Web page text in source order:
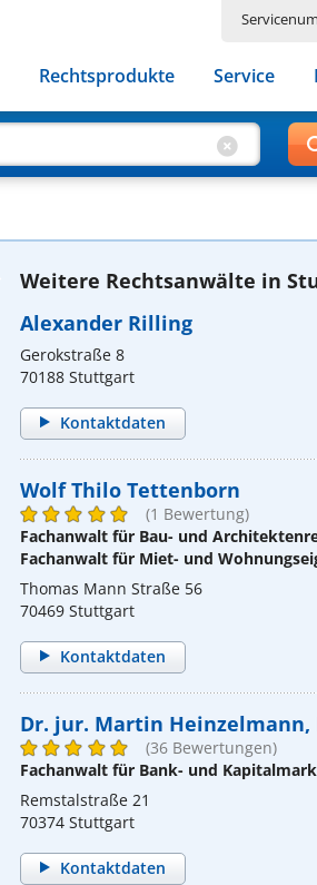
Rechtsprodukte Service
Weitere Rechtsanwälte in
Alexander Rilling
Gerokstraße 8
70188 Stuttgart
Kontaktdaten
Wolf Thilo Tettenborn
(1 Bewertung)
Fachanwalt für Bau- und
Fachanwalt für Miet- und
Thomas Mann Straße 56
70469 Stuttgart
Kontaktdaten
Dr. jur. Martin Heinzelmann,
(36 Bewertungen)
Fachanwalt für Bank- und
Remstalstraße 21
70374 Stuttgart
Kontaktdaten